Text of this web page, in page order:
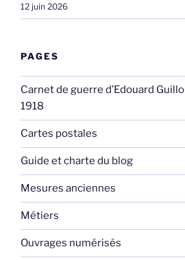
12 juin 2026
PAGES
Carnet de guerre d’Edouard
1918
Cartes postales
Guide et charte du blog
Mesures anciennes
Métiers
Ouvrages numérisés